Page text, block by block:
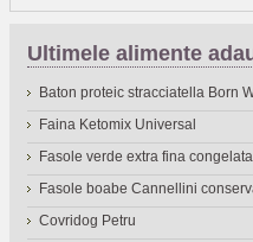
Ultimele alimente
Baton proteic stracciatella Born
Faina Ketomix Universal
Fasole verde extra fina
Fasole boabe Cannellini
Covridog Petru